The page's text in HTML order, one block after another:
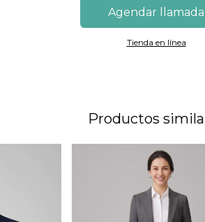
Agendar llamada
Tienda en línea
Productos